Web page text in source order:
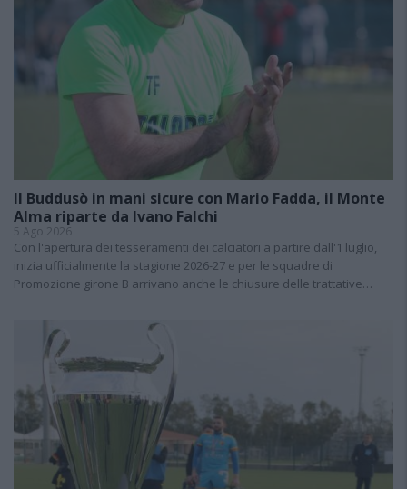
Il Buddusò in mani sicure con Mario Fadda, il Monte
Alma riparte da Ivano Falchi
5 Ago 2026
Con l'apertura dei tesseramenti dei calciatori a partire dall'1 luglio,
inizia ufficialmente la stagione 2026-27 e per le squadre di
Promozione girone B arrivano anche le chiusure delle trattative…